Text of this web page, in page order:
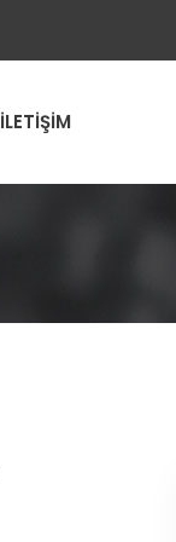
İLETIŞIM